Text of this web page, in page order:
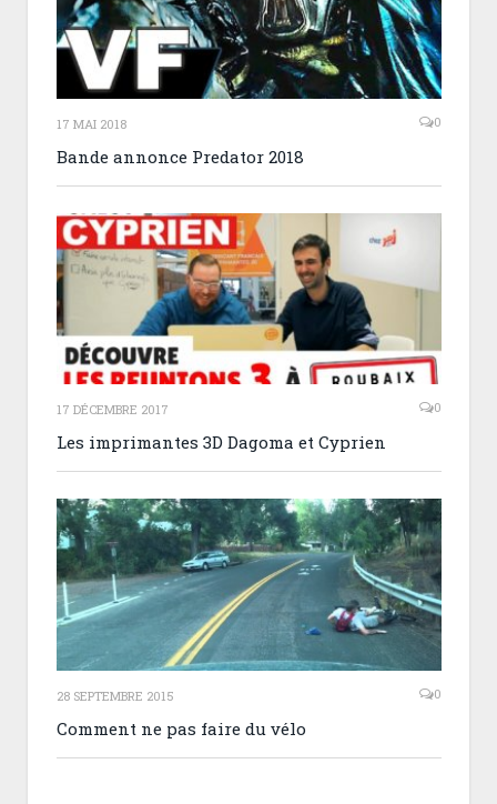
17 MAI 2018 0
Bande annonce Predator 2018
17 DÉCEMBRE 2017 0
Les imprimantes 3D Dagoma et Cyprien
28 SEPTEMBRE 2015 0
Comment ne pas faire du vélo